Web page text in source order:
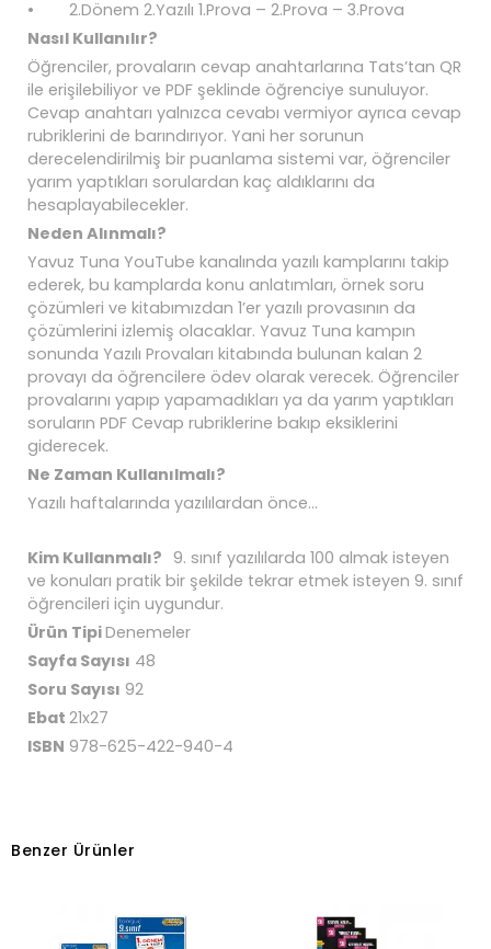
• 2.Dönem 2.Yazılı 1.Prova – 2.Prova – 3.Prova
Nasıl Kullanılır?
Öğrenciler, provaların cevap anahtarlarına Tats’tan QR
ile erişilebiliyor ve PDF şeklinde öğrenciye sunuluyor.
Cevap anahtarı yalnızca cevabı vermiyor ayrıca cevap
rubriklerini de barındırıyor. Yani her sorunun
derecelendirilmiş bir puanlama sistemi var, öğrenciler
yarım yaptıkları sorulardan kaç aldıklarını da
hesaplayabilecekler.
Neden Alınmalı?
Yavuz Tuna YouTube kanalında yazılı kamplarını takip
ederek, bu kamplarda konu anlatımları, örnek soru
çözümleri ve kitabımızdan 1’er yazılı provasının da
çözümlerini izlemiş olacaklar. Yavuz Tuna kampın
sonunda Yazılı Provaları kitabında bulunan kalan 2
provayı da öğrencilere ödev olarak verecek. Öğrenciler
provalarını yapıp yapamadıkları ya da yarım yaptıkları
soruların PDF Cevap rubriklerine bakıp eksiklerini
giderecek.
Ne Zaman Kullanılmalı?
Yazılı haftalarında yazılılardan önce...
Kim Kullanmalı? 9. sınıf yazılılarda 100 almak isteyen
ve konuları pratik bir şekilde tekrar etmek isteyen 9. sınıf
öğrencileri için uygundur.
Ürün TipiDenemeler
Sayfa Sayısı 48
Soru Sayısı 92
Ebat 21x27
ISBN 978-625-422-940-4
Benzer Ürünler